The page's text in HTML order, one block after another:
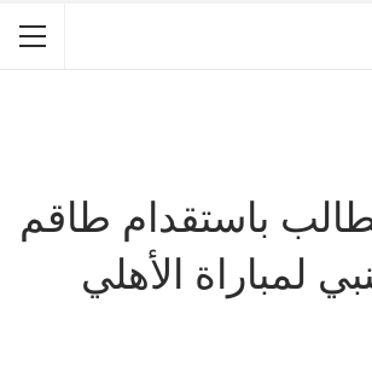
باستقدام طاقم
لمباراة الأهلي